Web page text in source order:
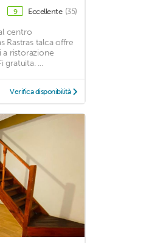
9 Eccellente (35)
centro
Rastras talca offre
a ristorazione
gratuita. ...
Verifica disponibilità